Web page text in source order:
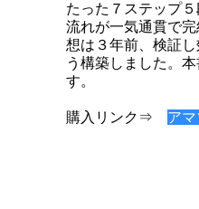
たった７ステップ
流れが一気通貫で
想は３年前、検証
う構築しました。
す。
購入リンク⇒ ア